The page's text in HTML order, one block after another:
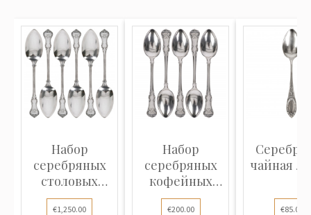
Набор
серебряных
столовых
ложек, 6 шт.
€1,250.00
Набор
серебряных
кофейных
ложек, 5 шт.
€200.00
чайная
€85.00